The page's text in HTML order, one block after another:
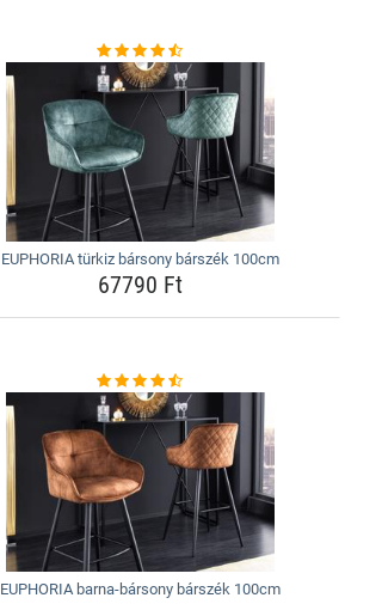
EUPHORIA türkiz bársony bárszék 100cm
67790 Ft
EUPHORIA barna-bársony bárszék 100cm